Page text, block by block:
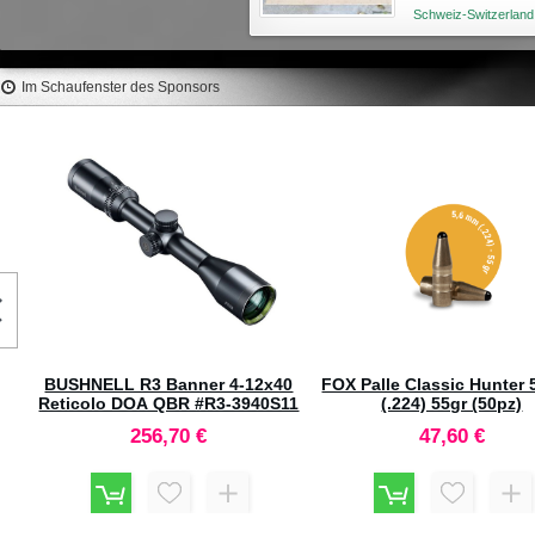
Schweiz-
Im Schaufenster des Sponsors
BUSHNELL R3 Banner 4-12x40
Reticolo DOA QBR #R3-3940S11
256,70 €
FOX Palle Classic Hunter
(.224) 55gr (50pz)
47,60 €